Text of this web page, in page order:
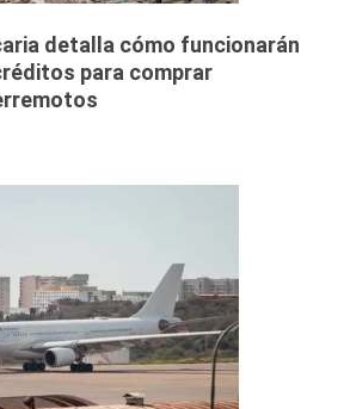
detalla cómo funcionarán
para comprar